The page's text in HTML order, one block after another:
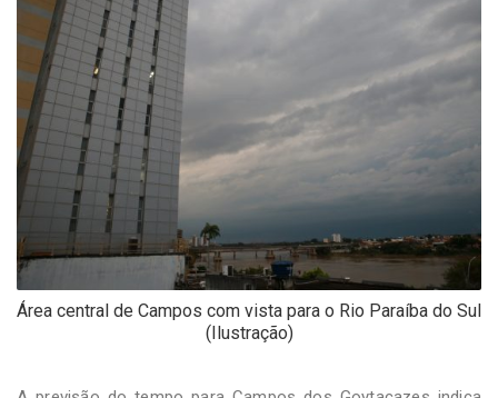
Copyright
2024
Desenvolvido
Hesea
Tecnologia
Sistemas
Área central de Campos com vista para o Rio Paraíba do Sul
(Ilustração)